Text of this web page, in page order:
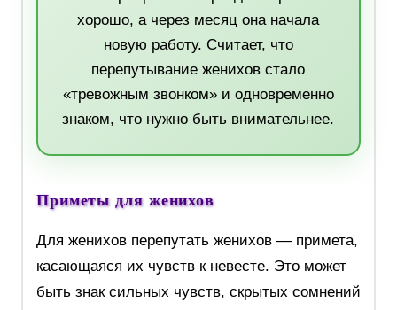
хорошо, а через месяц она начала
новую работу. Считает, что
перепутывание женихов стало
«тревожным звонком» и одновременно
знаком, что нужно быть внимательнее.
Приметы для женихов
Для женихов перепутать женихов — примета,
касающаяся их чувств к невесте. Это может
быть знак сильных чувств, скрытых сомнений